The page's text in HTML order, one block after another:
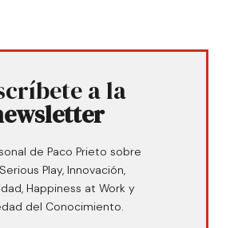
a la
de Paco Prieto sobre
Play, Innovación,
Happiness at Work y
del Conocimiento.